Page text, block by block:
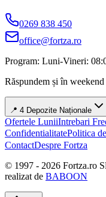
0269 838 450
office@fortza.ro
Program: Luni-Vineri:
Răspundem și în
📍 4 Depozite Naționale
Ofertele LuniiIntrebari
ConfidentialitatePolitica
ContactDespre Fortza
© 1997 - 2026 Fortza.ro
realizat de BABOON